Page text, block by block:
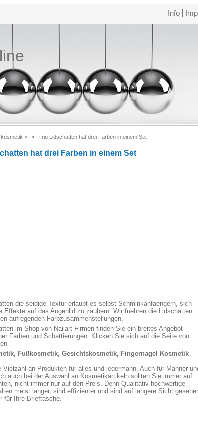
Info
kosmetik > Trio Lidschatten hat drei Farben in einem Set
hat drei Farben in einem Set
die seidige Textur erlaubt es selbst Schminkanfaengern, sich
Effekte auf das Augenlid zu zaubern. Wir fuehren die Lidschatten
aufregenden Farbzusammenstellungen,
im Shop von Nailart Firmen finden Sie ein breites Angebot
Farben und Schattierungen. Klicken Sie sich auf die Seite von
Fußkosmetik, Gesichtskosmetik, Fingernagel Kosmetik
Vielzahl an Produkten für alles und jedermann. Auch für Männer
auch bei der Auswahl an Kosmetikartikeln sollten Sie immer auf
nicht immer nur auf den Preis. Denn Qualitativ hochwertige
meist länger, sind effizienter und sind auf längere Sicht
für Ihre Brieftasche.